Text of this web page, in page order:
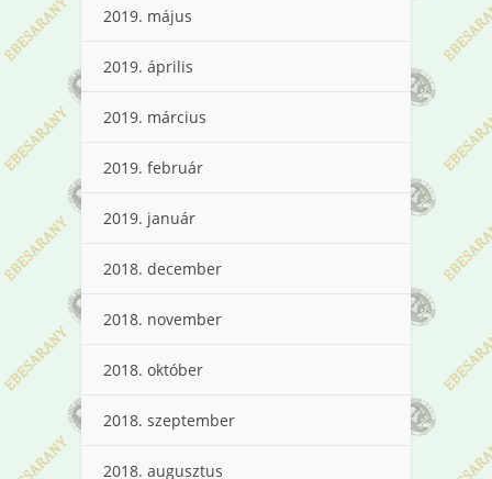
2019. május
2019. április
2019. március
2019. február
2019. január
2018. december
2018. november
2018. október
2018. szeptember
2018. augusztus